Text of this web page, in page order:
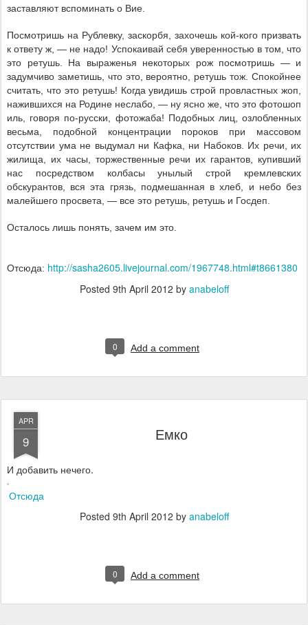
заставляют вспоминать о Вие.
Посмотришь на Рублевку, заскорбя, захочешь кой-кого призвать
к ответу ж, — не надо! Успокаивай себя уверенностью в том, что
это ретушь. На выраженья некоторых рож посмотришь — и
задумчиво заметишь, что это, вероятно, ретушь тож. Спокойнее
считать, что это ретушь! Когда увидишь строй провластных жоп,
нажившихся на Родине неслабо, — ну ясно же, что это фотошоп
иль, говоря по-русски, фотожаба! Подобных лиц, озлобленных
весьма, подобной концентрации пороков при массовом
отсутствии ума не выдумал ни Кафка, ни Набоков. Их речи, их
жилища, их часы, торжественные речи их гарантов, купивший
нас посредством колбасы унылый строй кремлевских
обскурантов, вся эта грязь, подмешанная в хлеб, и небо без
малейшего просвета, — все это ретушь, ретушь и Госдеп.
Осталось лишь понять, зачем им это.
Отсюда: http://sasha2605.livejournal.com/1967748.html#t8661380
Posted 9th April 2012 by anabeloff
0 Add a comment
APR
9 Емко
И добавить нечего.
Отсюда
Posted 9th April 2012 by anabeloff
0 Add a comment